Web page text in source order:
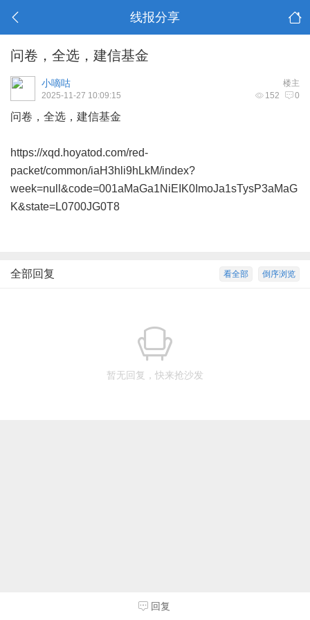
线报分享
问卷，全选，建信基金
楼主
小嘀咕
152 0
2025-11-27 10:09:15
问卷，全选，建信基金
https://xqd.hoyatod.com/red-
packet/common/iaH3hli9hLkM/index?
week=null&code=001aMaGa1NiEIK0ImoJa1sTysP3aMaG
K&state=L0700JG0T8
倒序浏览
看全部
全部回复
暂无回复，快来抢沙发
回复